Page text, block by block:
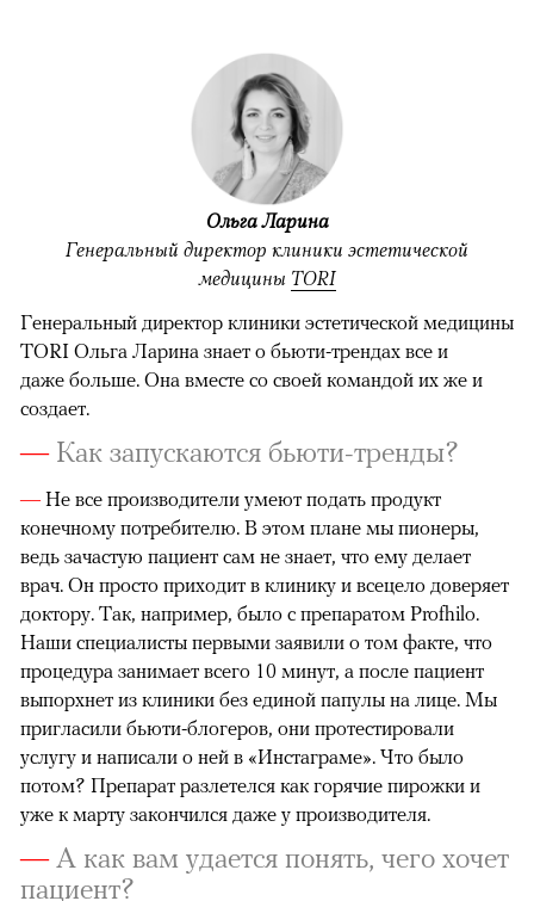
Ольга Ларина
Генеральный директор клиники эстетической
медицины TORI
Генеральный директор клиники эстетической медицины
TORI Ольга Ларина знает о бьюти-трендах все и
даже больше. Она вместе со своей командой их же и
создает.
—Как запускаются бьюти-тренды?
— Не все производители умеют подать продукт
конечному потребителю. В этом плане мы пионеры,
ведь зачастую пациент сам не знает, что ему делает
врач. Он просто приходит в клинику и всецело доверяет
доктору. Так, например, было с препаратом Profhilo.
Наши специалисты первыми заявили о том факте, что
процедура занимает всего 10 минут, а после пациент
выпорхнет из клиники без единой папулы на лице. Мы
пригласили бьюти-блогеров, они протестировали
услугу и написали о ней в «Инстаграме». Что было
потом? Препарат разлетелся как горячие пирожки и
уже к марту закончился даже у производителя.
—А как вам удается понять, чего хочет
пациент?